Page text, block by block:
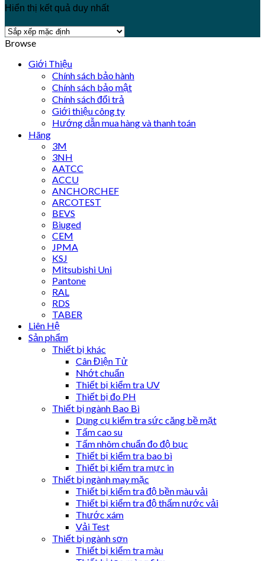
Hiển thị kết quả duy nhất
Browse
Giới Thiệu
Chính sách bảo hành
Chính sách bảo mật
Chính sách đổi trả
Giới thiệu công ty
Hướng dẫn mua hàng và thanh toán
Hãng
3M
3NH
AATCC
ACCU
ANCHORCHEF
ARCOTEST
BEVS
Biuged
CEM
JPMA
KSJ
Mitsubishi Uni
Pantone
RAL
RDS
TABER
Liên Hệ
Sản phẩm
Thiết bị khác
Cân Điện Tử
Nhớt chuẩn
Thiết bị kiểm tra UV
Thiết bị đo PH
Thiết bị ngành Bao Bì
Dụng cụ kiểm tra sức căng bề mặt
Tấm cao su
Tấm nhôm chuẩn đo độ bục
Thiết bị kiểm tra bao bì
Thiết bị kiểm tra mực in
Thiết bị ngành may mặc
Thiết bị kiểm tra độ bền màu vải
Thiết bị kiểm tra độ thấm nước vải
Thước xám
Vải Test
Thiết bị ngành sơn
Thiết bị kiểm tra màu